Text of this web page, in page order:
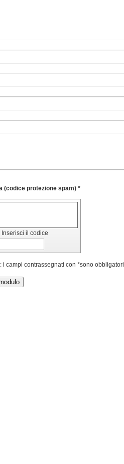
Captcha (codice protezione spam) *
Inserisci il codice
: i campi contrassegnati con*sono obbligatori.